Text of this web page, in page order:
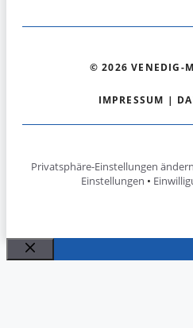
© 2026 VENEDIG-
IMPRESSUM |
Privatsphäre-Einstellungen ändern
Einstellungen •
Schließen